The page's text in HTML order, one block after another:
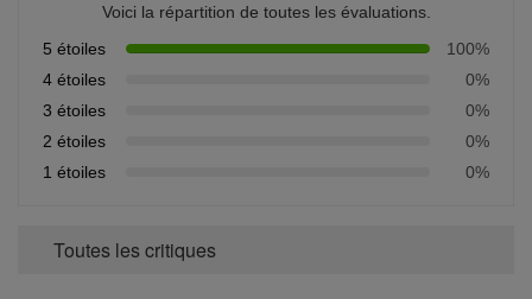
Voici la répartition de toutes les évaluations.
5 étoiles
100%
4 étoiles
0%
3 étoiles
0%
2 étoiles
0%
1 étoiles
0%
Toutes les critiques